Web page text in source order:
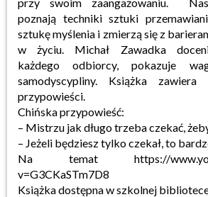
poznają techniki sztuki
sztukę myślenia i zmierzą się z
w życiu. Michał Zawadka
każdego odbiorcy, pokazuje
samodyscypliny. Książka
przypowieści.
Chińska przypowieść:
– Mistrzu jak długo trzeba czekać,
– Jeżeli będziesz tylko czekał, to
Na temat https://
v=G3CKaSTm7D8
Książka dostępna w szkolnej